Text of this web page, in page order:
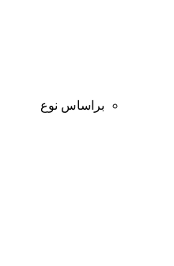
براساس نوع